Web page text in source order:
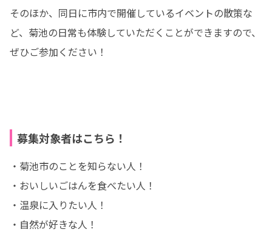
そのほか、同日に市内で開催しているイベントの散策な
ど、菊池の日常も体験していただくことができますので、
ぜひご参加ください！
募集対象者はこちら！
・菊池市のことを知らない人！
・おいしいごはんを食べたい人！
・温泉に入りたい人！
・自然が好きな人！